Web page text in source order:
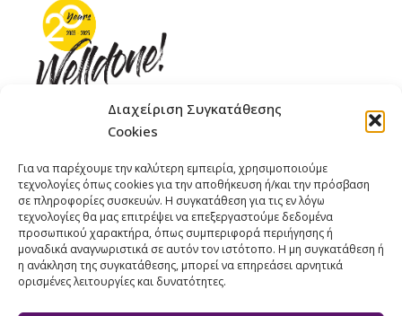
Διαχείριση Συγκατάθεσης
Cookies
Για να παρέχουμε την καλύτερη εμπειρία, χρησιμοποιούμε
τεχνολογίες όπως cookies για την αποθήκευση ή/και την πρόσβαση
σε πληροφορίες συσκευών. Η συγκατάθεση για τις εν λόγω
τεχνολογίες θα μας επιτρέψει να επεξεργαστούμε δεδομένα
προσωπικού χαρακτήρα, όπως συμπεριφορά περιήγησης ή
μοναδικά αναγνωριστικά σε αυτόν τον ιστότοπο. Η μη συγκατάθεση ή
η ανάκληση της συγκατάθεσης, μπορεί να επηρεάσει αρνητικά
ορισμένες λειτουργίες και δυνατότητες.
ΤΗΛΕΦΩΝΟ: +30 211 4021758
ΚΙΝΗΤΟ: +306977 440377
EMAIL : info@welldone.com.gr